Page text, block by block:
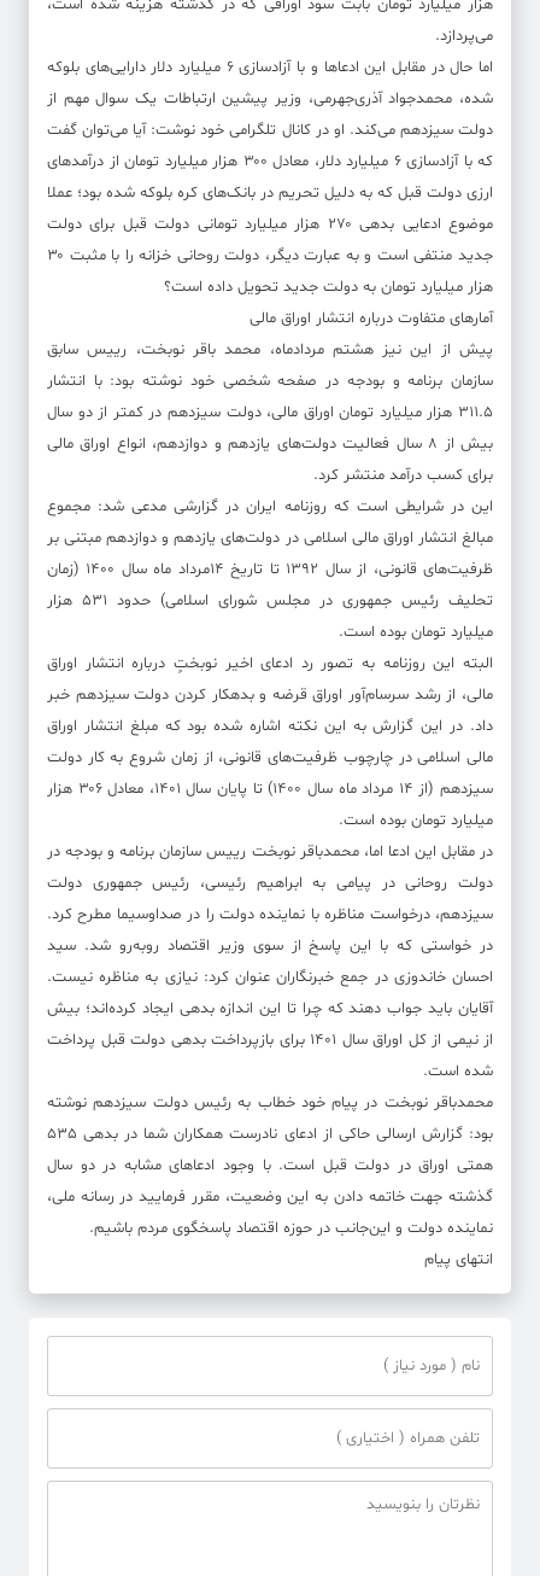
هزار میلیارد تومان بابت سود اوراقی که در گذشته هزینه شده است،
می‌پردازد.
اما حال در مقابل این ادعاها و با آزادسازی ۶ میلیارد دلار دارایی‌های بلوکه
شده، محمدجواد آذری‌جهرمی، وزیر پیشین ارتباطات یک سوال مهم از
دولت سیزدهم می‌کند. او در کانال تلگرامی خود نوشت: آیا می‌توان گفت
که با آزادسازی ۶ میلیارد دلار، معادل ۳۰۰ هزار میلیارد تومان از درآمدهای
ارزی دولت قبل که به دلیل تحریم در بانک‌های کره بلوکه شده بود؛ عملا
موضوع ادعایی بدهی ۲۷۰ هزار میلیارد تومانی دولت قبل برای دولت
جدید منتفی است و به عبارت دیگر، دولت روحانی خزانه را با مثبت ۳۰
هزار میلیارد تومان به دولت جدید تحویل داده است؟
آمارهای متفاوت درباره انتشار اوراق مالی
پیش از این نیز هشتم مردادماه، محمد باقر نوبخت، رییس سابق
سازمان برنامه و بودجه در صفحه شخصی خود نوشته بود: با انتشار
۳۱۱.۵ هزار میلیارد تومان اوراق مالی، ‌دولت سیزدهم در کمتر از دو سال
بیش از ٨ سال فعالیت دولت‌های یازدهم و دوازدهم، انواع اوراق مالی
برای کسب درآمد منتشر کرد.
این در شرایطی است که روزنامه ایران در گزارشی مدعی شد: مجموع
مبالغ انتشار اوراق مالی اسلامی در دولت‌های یازدهم و دوازدهم مبتنی بر
ظرفیت‌های قانونی، از سال ۱۳۹۲ تا تاریخ ۱۴مرداد ماه سال ۱۴۰۰ (زمان
تحلیف رئیس جمهوری در مجلس شورای اسلامی) حدود ۵۳۱ هزار
میلیارد تومان بوده است.
البته این روزنامه به تصور رد ادعای اخیر نوبختٍ درباره انتشار اوراق
مالی، از رشد سرسام‌آور اوراق قرضه و بدهکار کردن دولت سیزدهم خبر
داد. در این گزارش به این نکته اشاره شده بود که مبلغ انتشار اوراق
مالی اسلامی در چارچوب ظرفیت‌های قانونی، از زمان شروع به کار دولت
سیزدهم (از ۱۴ مرداد ماه سال ۱۴۰۰) تا پایان سال ۱۴۰۱، معادل ۳۰۶ هزار
میلیارد تومان بوده است.
در مقابل این ادعا اما، محمدباقر نوبخت رییس سازمان برنامه و بودجه در
دولت روحانی در پیامی به ابراهیم رئیسی، رئیس جمهوری دولت
سیزدهم، درخواست مناظره با نماینده دولت را در صداوسیما مطرح کرد.
در خواستی که با این پاسخ از سوی وزیر اقتصاد روبه‌رو شد. سید
احسان خاندوزی در جمع خبرنگاران عنوان کرد: نیازی به مناظره نیست.
آقایان باید جواب دهند که چرا تا این اندازه بدهی ایجاد کرده‌اند؛ بیش
از نیمی از کل اوراق سال ۱۴۰۱ برای بازپرداخت بدهی دولت قبل پرداخت
شده است.
محمدباقر نوبخت در پیام خود خطاب به رئیس دولت سیزدهم نوشته
بود: گزارش ارسالی حاکی از ادعای نادرست همکاران شما در بدهی ٥٣٥
همتی اوراق در دولت قبل است. با وجود ادعاهای مشابه در دو سال
گذشته جهت خاتمه دادن به این وضعیت، مقرر فرمایید در رسانه ملی،
نماینده دولت و این‌جانب در حوزه اقتصاد پاسخگوی مردم باشیم.
انتهای پیام